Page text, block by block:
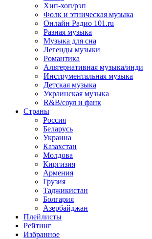
Хип-хоп/рэп
Фолк и этническая музыка
Онлайн Радио 101.ru
Разная музыка
Музыка для сна
Легенды музыки
Романтика
Альтернативная музыка/инди
Инструментальная музыка
Детская музыка
Украинская музыка
R&B/cоул и фанк
Страны
Россия
Беларусь
Украина
Казахстан
Молдова
Киргизия
Армения
Грузия
Таджикистан
Болгария
Азербайджан
Плейлисты
Рейтинг
Избранное